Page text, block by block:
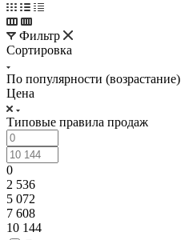
Фильтр
Сортировка
По популярности (возрастание)
Цена
Типовые правила продаж
0
2 536
5 072
7 608
10 144